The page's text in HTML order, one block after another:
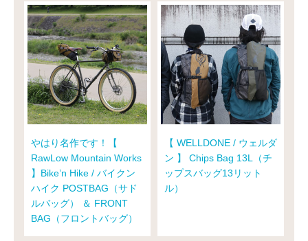
やはり名作です！【
RawLow Mountain Works
】Bike’n Hike / バイクン
ハイク POSTBAG（サド
ルバッグ） ＆ FRONT
BAG（フロントバッグ）
【 WELLDONE / ウェルダ
ン 】 Chips Bag 13L（チ
ップスバッグ13リット
ル）